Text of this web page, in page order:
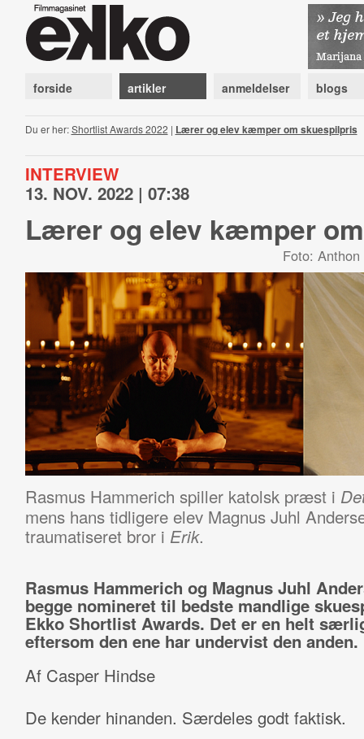
forside artikler anmeldelser blogs
Du er her:Shortlist Awards 2022 | Lærer og elev kæmper om skuespilpris
INTERVIEW
13. NOV. 2022 | 07:38
Lærer og elev kæmper
Foto:
Rasmus Hammerich spiller katolsk præst i
mens hans tidligere elev Magnus Juhl
traumatiseret bror i Erik.
Rasmus Hammerich og Magnus Juhl
begge nomineret til bedste mandlige
Ekko Shortlist Awards. Det er en helt
eftersom den ene har undervist den anden.
Af Casper Hindse
De kender hinanden. Særdeles godt faktisk.